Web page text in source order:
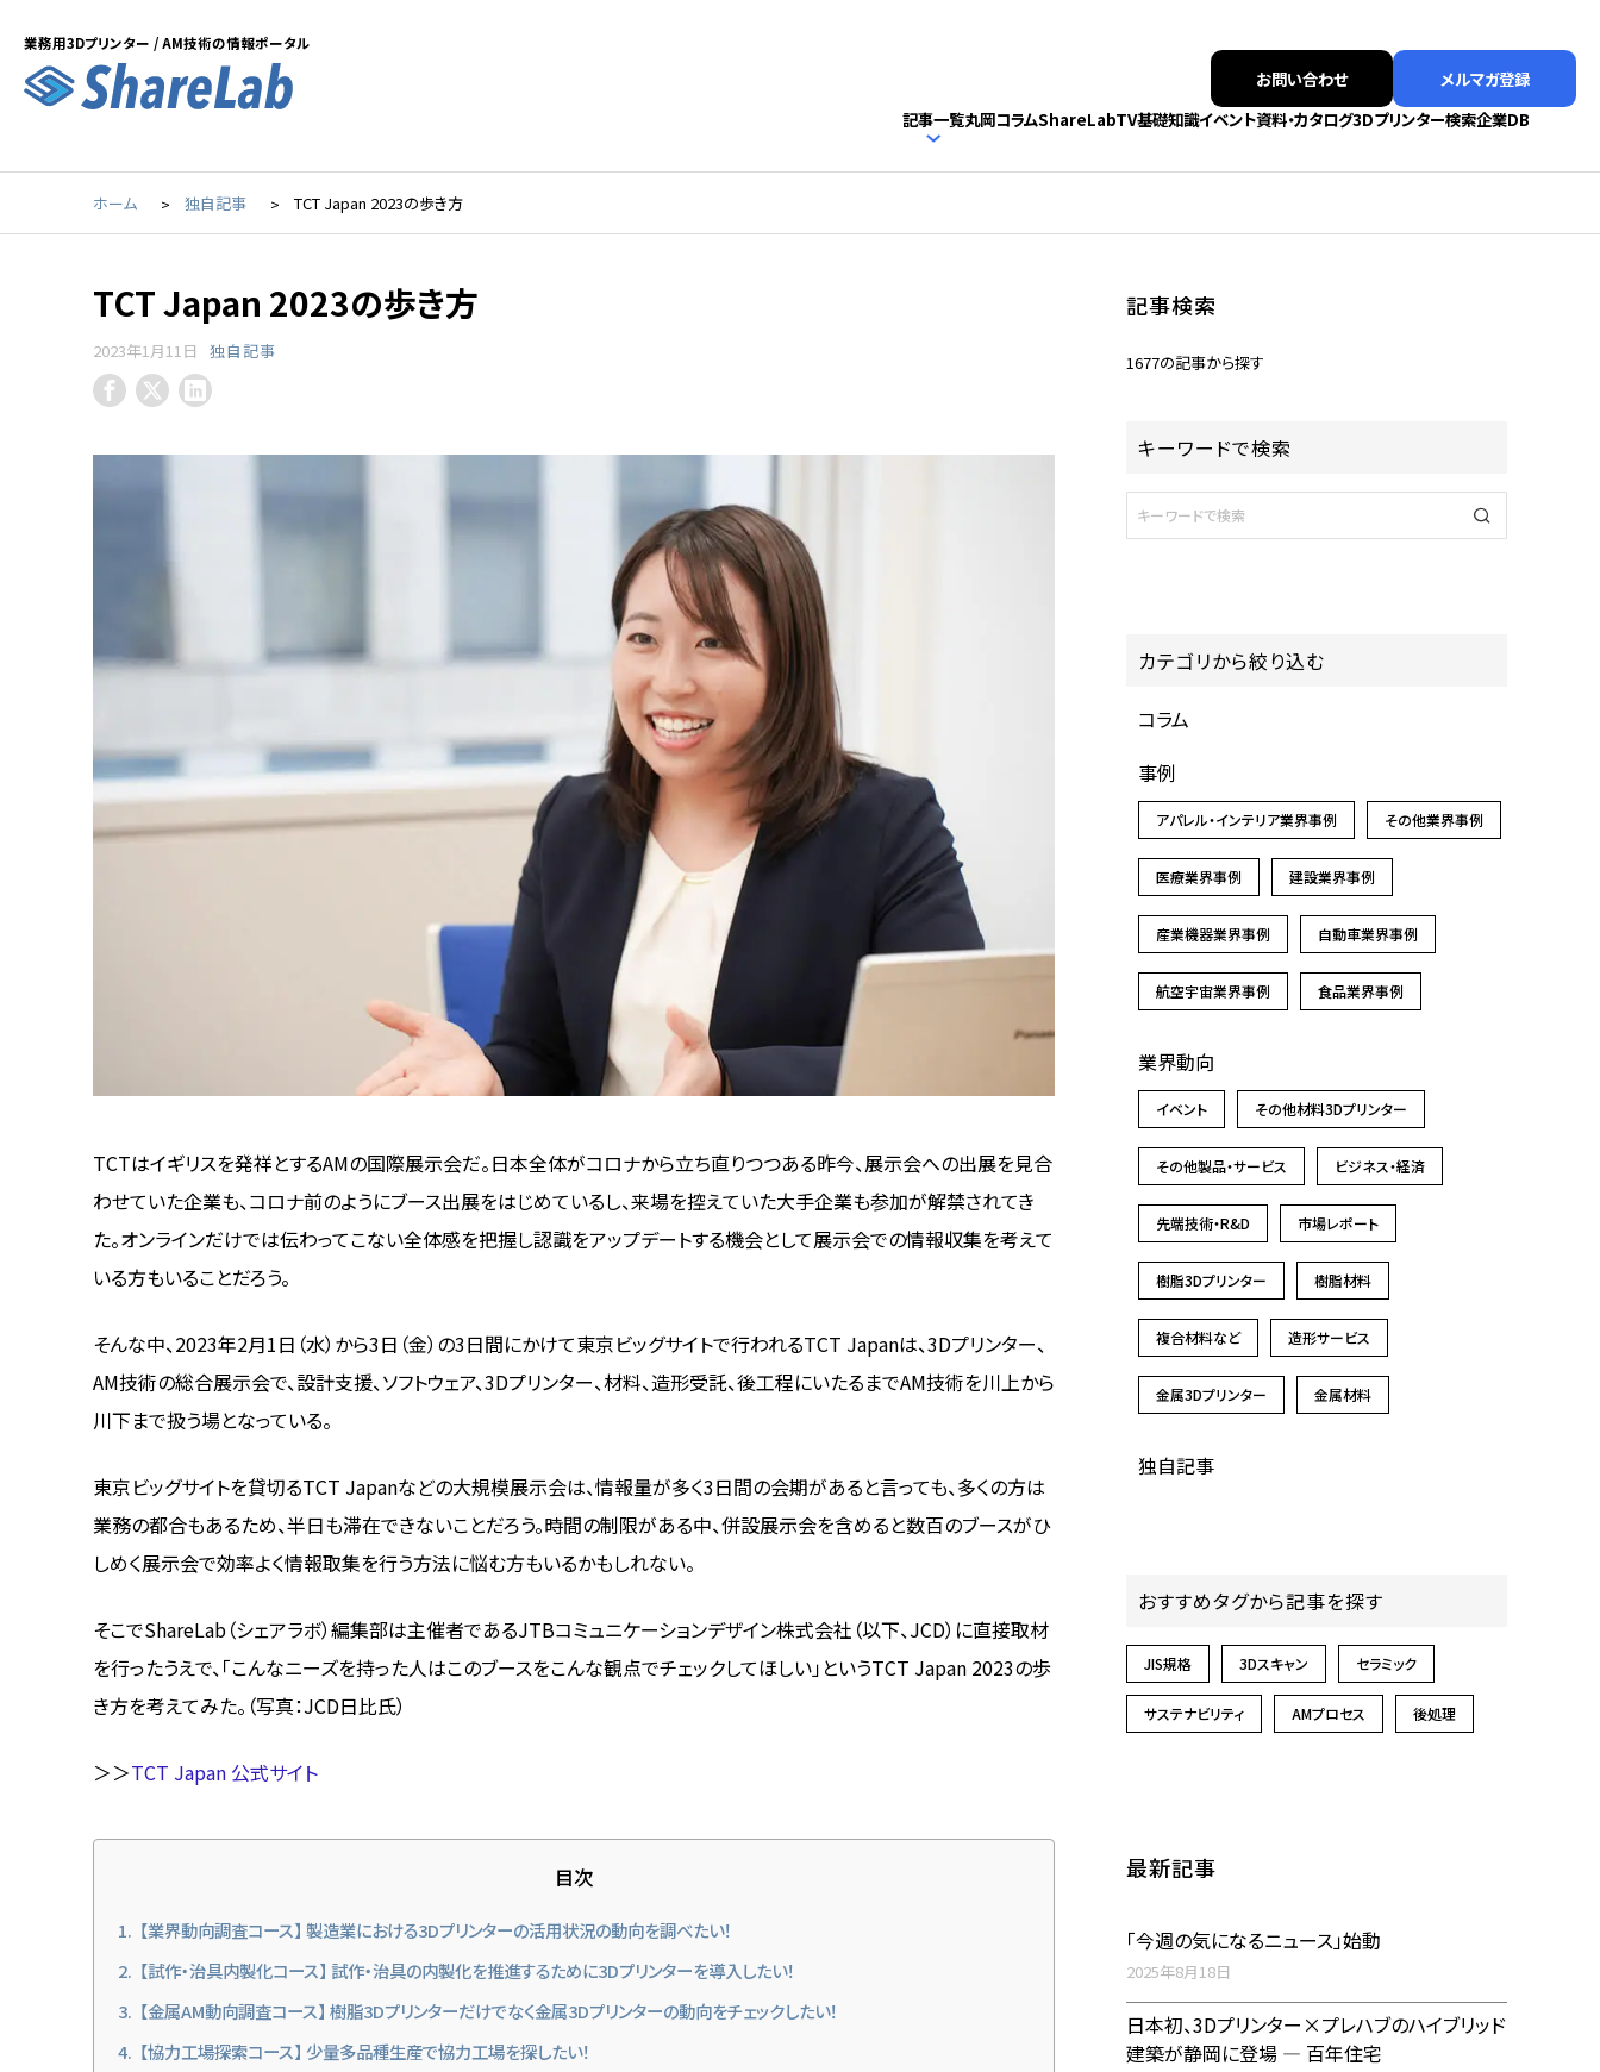
業務用3Dプリンター / AM技術の情報ポータル
お問い合わせ
メルマガ登録
記事一覧丸岡コラムShareLabTV基礎知識イベント資料・カタログ3Dプリンター検索企業DB
ホーム 独自記事 TCT Japan 2023の歩き方
TCT Japan 2023の歩き方
2023年1月11日 独自記事
TCTはイギリスを発祥とするAMの国際展示会だ。日本全体がコロナから立ち直りつつある昨今、展示会への出展を見合
わせていた企業も、コロナ前のようにブース出展をはじめているし、来場を控えていた大手企業も参加が解禁されてき
た。オンラインだけでは伝わってこない全体感を把握し認識をアップデートする機会として展示会での情報収集を考えて
いる方もいることだろう。
そんな中、2023年2月1日（水）から3日（金）の3日間にかけて東京ビッグサイトで行われるTCT Japanは、3Dプリンター、
AM技術の総合展示会で、設計支援、ソフトウェア、3Dプリンター、材料、造形受託、後工程にいたるまでAM技術を川上から
川下まで扱う場となっている。
東京ビッグサイトを貸切るTCT Japanなどの大規模展示会は、情報量が多く3日間の会期があると言っても、多くの方は
業務の都合もあるため、半日も滞在できないことだろう。時間の制限がある中、併設展示会を含めると数百のブースがひ
しめく展示会で効率よく情報取集を行う方法に悩む方もいるかもしれない。
そこでShareLab（シェアラボ）編集部は主催者であるJTBコミュニケーションデザイン株式会社（以下、JCD）に直接取材
を行ったうえで、「こんなニーズを持った人はこのブースをこんな観点でチェックしてほしい」というTCT Japan 2023の歩
き方を考えてみた。（写真：JCD日比氏）
＞＞TCT Japan 公式サイト
目次
【業界動向調査コース】 製造業における3Dプリンターの活用状況の動向を調べたい！
【試作・治具内製化コース】 試作・治具の内製化を推進するために3Dプリンターを導入したい！
【金属AM動向調査コース】 樹脂3Dプリンターだけでなく金属3Dプリンターの動向をチェックしたい！
【協力工場探索コース】 少量多品種生産で協力工場を探したい！
記事検索
1677の記事から探す
キーワードで検索
カテゴリから絞り込む
コラム
事例
アパレル・インテリア業界事例 その他業界事例
医療業界事例 建設業界事例
産業機器業界事例 自動車業界事例
航空宇宙業界事例 食品業界事例
業界動向
イベント その他材料3Dプリンター
その他製品・サービス ビジネス・経済
先端技術・R&D 市場レポート
樹脂3Dプリンター 樹脂材料
複合材料など 造形サービス
金属3Dプリンター 金属材料
独自記事
おすすめタグから記事を探す
JIS規格 3Dスキャン セラミック
サステナビリティ AMプロセス 後処理
最新記事
「今週の気になるニュース」始動
2025年8月18日
日本初、3Dプリンター×プレハブのハイブリッド
建築が静岡に登場 ― 百年住宅